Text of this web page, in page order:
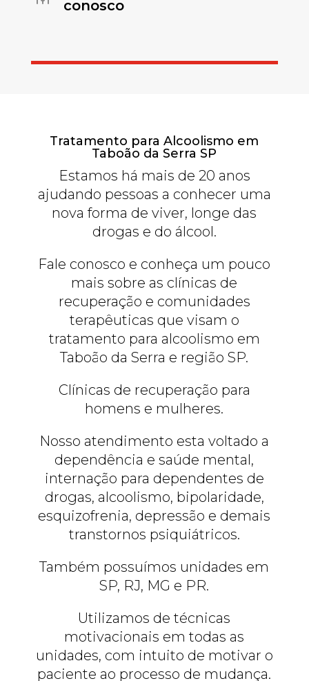
conosco
Tratamento para Alcoolismo em
Taboão da Serra SP
Estamos há mais de 20 anos
ajudando pessoas a conhecer uma
nova forma de viver, longe das
drogas e do álcool.
Fale conosco e conheça um pouco
mais sobre as clínicas de
recuperação e comunidades
terapêuticas que visam o
tratamento para alcoolismo em
Taboão da Serra e região SP.
Clínicas de recuperação para
homens e mulheres.
Nosso atendimento esta voltado a
dependência e saúde mental,
internação para dependentes de
drogas, alcoolismo, bipolaridade,
esquizofrenia, depressão e demais
transtornos psiquiátricos.
Também possuímos unidades em
SP, RJ, MG e PR.
Utilizamos de técnicas
motivacionais em todas as
unidades, com intuito de motivar o
paciente ao processo de mudança.